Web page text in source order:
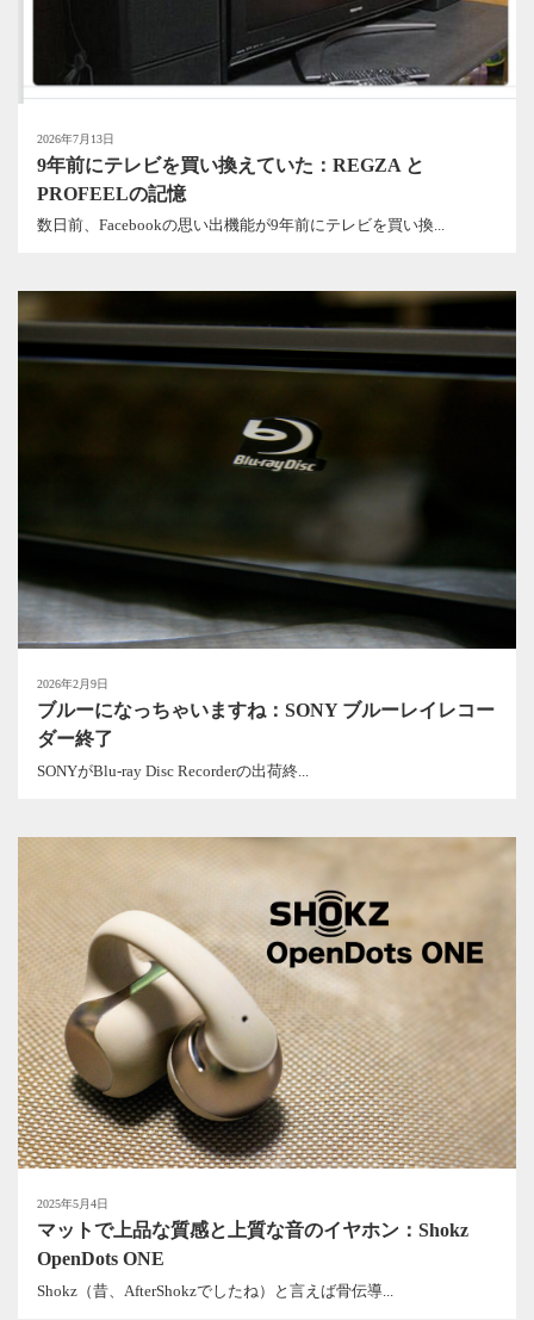
2026年7月13日
9年前にテレビを買い換えていた：REGZA と
PROFEELの記憶
数日前、Facebookの思い出機能が9年前にテレビを買い換...
2026年2月9日
ブルーになっちゃいますね：SONY ブルーレイレコー
ダー終了
SONYがBlu-ray Disc Recorderの出荷終...
2025年5月4日
マットで上品な質感と上質な音のイヤホン：Shokz
OpenDots ONE
Shokz（昔、AfterShokzでしたね）と言えば骨伝導...